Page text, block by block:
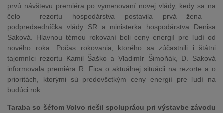
prvú návštevu premiéra po vymenovaní novej vlády, kedy sa na
čelo rezortu hospodárstva postavila prvá žena –
podpredsedníčka vlády SR a ministerka hospodárstva Denisa
Saková. Hlavnou témou rokovaní boli ceny energií pre ľudí od
nového roka. Počas rokovania, ktorého sa zúčastnili i štátni
tajomníci rezortu Kamil Šaško a Vladimír Šimoňák, D. Saková
informovala premiéra R. Fica o aktuálnej situácii na rezorte a o
prioritách, ktorými sú predovšetkým ceny energií pre ľudí na
budúci rok.
Taraba so šéfom Volvo riešil spoluprácu pri výstavbe závodu